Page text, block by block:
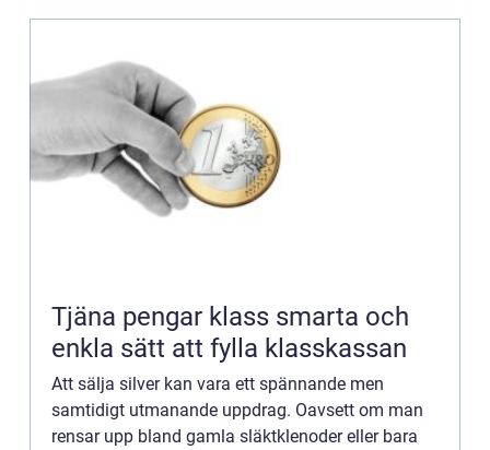
Tjäna pengar klass smarta och
enkla sätt att fylla klasskassan
Att sälja silver kan vara ett spännande men
samtidigt utmanande uppdrag. Oavsett om man
rensar upp bland gamla släktklenoder eller bara